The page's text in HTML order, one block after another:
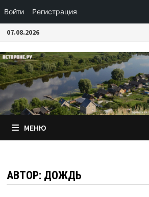
Войти Регистрация
Перейти
содержимому
07.08.2026
МЕНЮ
АВТОР: ДОЖДЬ